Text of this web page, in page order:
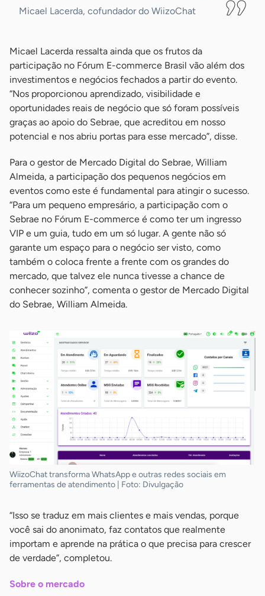
Micael Lacerda, cofundador do WiizoChat
Micael Lacerda ressalta ainda que os frutos da
participação no Fórum E-commerce Brasil vão além dos
investimentos e negócios fechados a partir do evento.
“Nos proporcionou aprendizado, visibilidade e
oportunidades reais de negócio que só foram possíveis
graças ao apoio do Sebrae, que acreditou em nosso
potencial e nos abriu portas para esse mercado”, disse.
Para o gestor de Mercado Digital do Sebrae, William
Almeida, a participação dos pequenos negócios em
eventos como este é fundamental para atingir o sucesso.
“Para um pequeno empresário, a participação com o
Sebrae no Fórum E-commerce é como ter um ingresso
VIP e um guia, tudo em um só lugar. A gente não só
garante um espaço para o negócio ser visto, como
também o coloca frente a frente com os grandes do
mercado, que talvez ele nunca tivesse a chance de
conhecer sozinho”, comenta o gestor de Mercado Digital
do Sebrae, William Almeida.
WiizoChat transforma WhatsApp e outras redes sociais em
ferramentas de atendimento | Foto: Divulgação
“Isso se traduz em mais clientes e mais vendas, porque
você sai do anonimato, faz contatos que realmente
importam e aprende na prática o que precisa para crescer
de verdade”, completou.
Sobre o mercado